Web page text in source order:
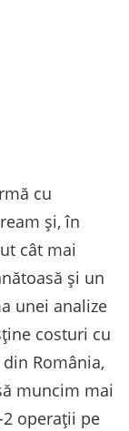
cu
și, în
cât mai
și un
unei analize
costuri cu
România,
muncim mai
operații pe